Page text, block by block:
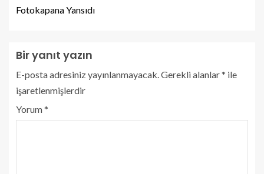
Fotokapana Yansıdı
Bir yanıt yazın
E-posta adresiniz yayınlanmayacak.Gerekli alanlar* ile
işaretlenmişlerdir
Yorum*